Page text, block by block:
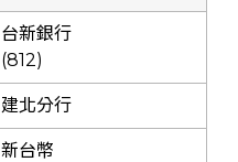
台新銀行
(812)
建北分行
新台幣